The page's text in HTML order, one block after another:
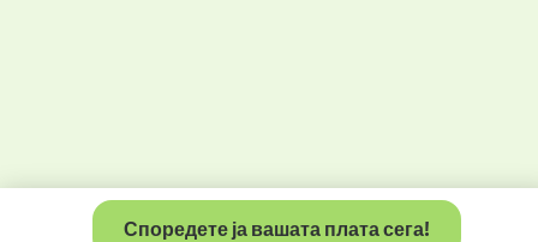
Споредете ја вашата плата сега!